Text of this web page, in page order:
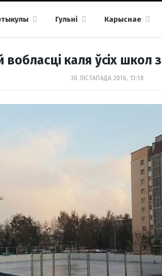
Гульні Карыснае
вобласці каля ўсіх школ
30 ЛІСТАПАДА 2016, 13:18